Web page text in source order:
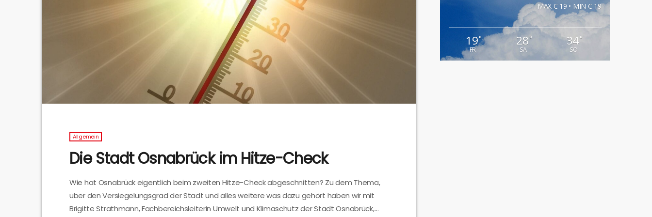
Allgemein
Die Stadt Osnabrück im Hitze-Check
Wie hat Osnabrück eigentlich beim zweiten Hitze-Check abgeschnitten? Zu dem Thema,
über den Versiegelungsgrad der Stadt und alles weitere was dazu gehört haben wir mit
Brigitte Strathmann, Fachbereichsleiterin Umwelt und Klimaschutz der Stadt Osnabrück,
MAX C 19 • MIN C 19
19°
FR
28°
SA
34°
SO